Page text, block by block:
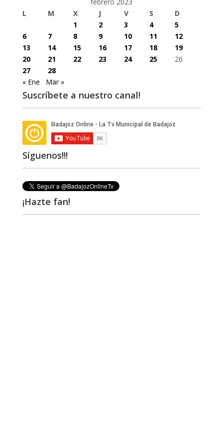
L
M X J V S
D
1
2 3 4
5
6
7 8 9 10 11
12
13
14 15 16 17 18
19
20
21 22 23 24 25
26
27
28
« Ene
Mar »
Suscríbete a nuestro canal!
Síguenos!!!
¡Hazte fan!